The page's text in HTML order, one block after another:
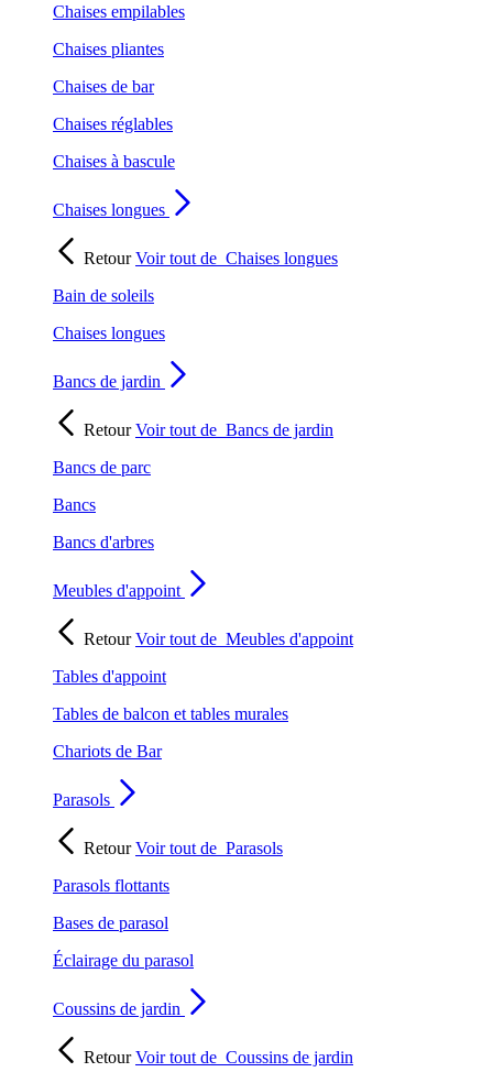
Chaises empilables
Chaises pliantes
Chaises de bar
Chaises réglables
Chaises à bascule
Chaises longues
RetourVoir tout de Chaises longues
Bain de soleils
Chaises longues
Bancs de jardin
RetourVoir tout de Bancs de jardin
Bancs de parc
Bancs
Bancs d'arbres
Meubles d'appoint
RetourVoir tout de Meubles d'appoint
Tables d'appoint
Tables de balcon et tables murales
Chariots de Bar
Parasols
RetourVoir tout de Parasols
Parasols flottants
Bases de parasol
Éclairage du parasol
Coussins de jardin
RetourVoir tout de Coussins de jardin